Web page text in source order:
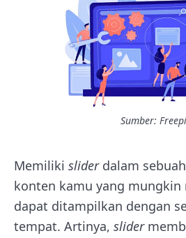
Sumber:
Memiliki slider dalam
konten kamu yang mungkin
dapat ditampilkan dengan
tempat. Artinya, slider